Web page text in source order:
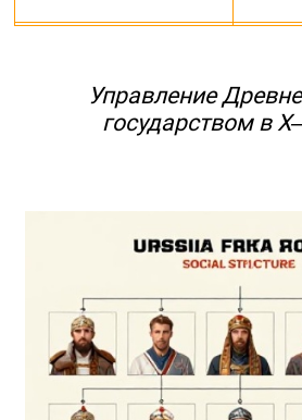
Управление
государством в